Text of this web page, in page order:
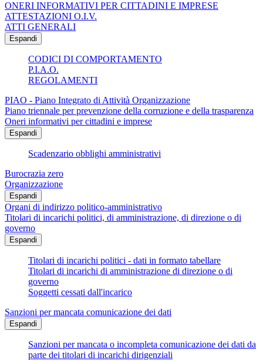
ONERI INFORMATIVI PER CITTADINI E IMPRESE
ATTESTAZIONI O.I.V.
ATTI GENERALI
Espandi
CODICI DI COMPORTAMENTO
P.I.A.O.
REGOLAMENTI
PIAO - Piano Integrato di Attività Organizzazione
Piano triennale per prevenzione della corruzione e della trasparenza
Oneri informativi per cittadini e imprese
Espandi
Scadenzario obblighi amministrativi
Burocrazia zero
Organizzazione
Espandi
Organi di indirizzo politico-amministrativo
Titolari di incarichi politici, di amministrazione, di direzione o di
governo
Espandi
Titolari di incarichi politici - dati in formato tabellare
Titolari di incarichi di amministrazione di direzione o di
governo
Soggetti cessati dall'incarico
Sanzioni per mancata comunicazione dei dati
Espandi
Sanzioni per mancata o incompleta comunicazione dei dati da
parte dei titolari di incarichi dirigenziali